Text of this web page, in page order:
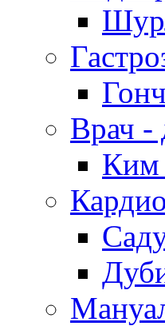
Врач -